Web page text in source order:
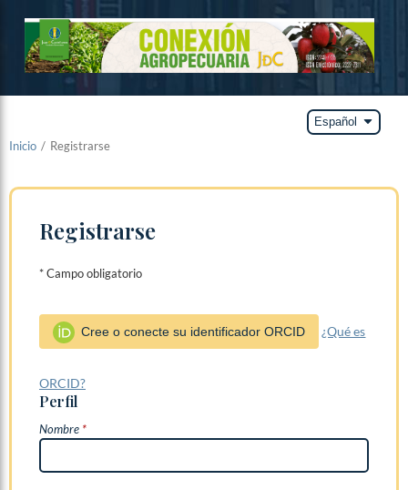
Español arrow_drop_down
Inicio / Registrarse
Registrarse
* Campo obligatorio
Cree o conecte su identificador ORCID ¿Qué es
ORCID?
Perfil
Nombre *